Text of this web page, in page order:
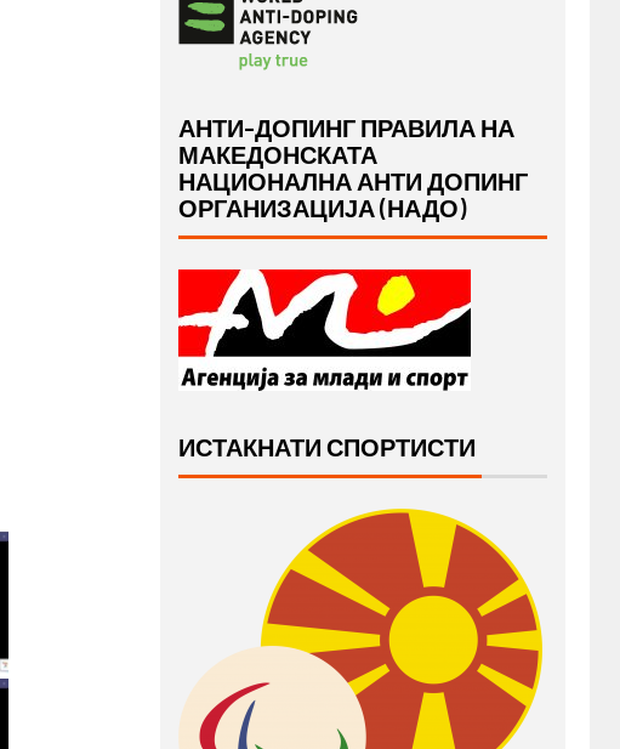
АНТИ-ДОПИНГ ПРАВИЛА НА
МАКЕДОНСКАТА
НАЦИОНАЛНА АНТИ ДОПИНГ
ОРГАНИЗАЦИЈА (НАДО)
ИСТАКНАТИ СПОРТИСТИ